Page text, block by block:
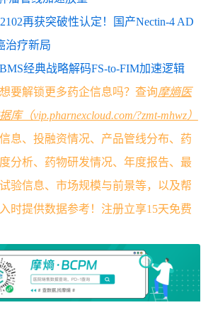
再获突破性认定！国产Nectin-4 AD
治疗新局
经典战略解码FS-to-FIM加速逻辑
想要解锁更多药企信息吗？查询摩熵医
（vip.pharnexcloud.com/?zmt-mhwz）
息、投融资情况、产品管线分布、药
分析、药物研发情况、年度报告、最
验信息、市场规模与前景等，以及帮
时提供数据参考！注册立享15天免费